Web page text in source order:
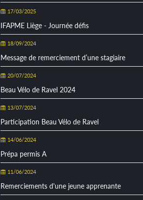
17/03/2025
IFAPME Liège - Journée défis
18/09/2024
Message de remerciement d’une stagiaire
20/07/2024
Beau Vélo de Ravel 2024
13/07/2024
Participation Beau Vélo de Ravel
14/06/2024
Prépa permis A
11/06/2024
Remerciements d'une jeune apprenante